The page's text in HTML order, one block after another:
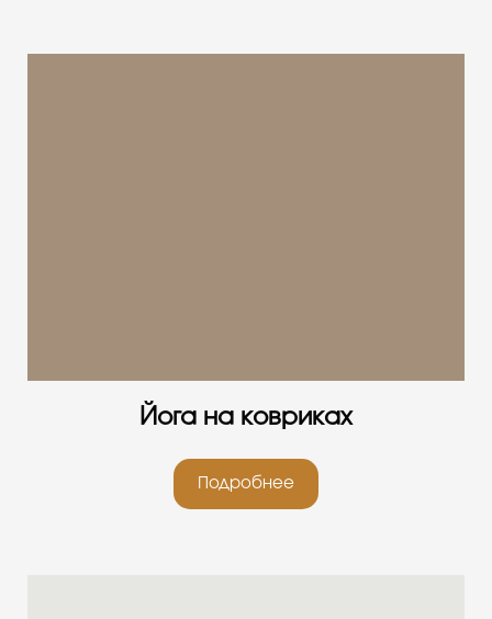
Йога на ковриках
Подробнее